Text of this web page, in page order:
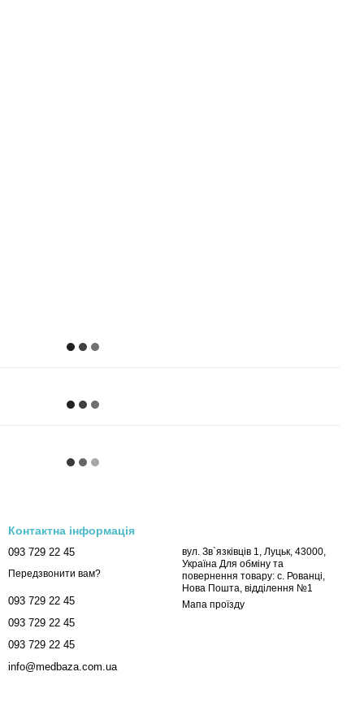
Контактна інформація
093 729 22 45
Передзвонити вам?
093 729 22 45
093 729 22 45
093 729 22 45
info@medbaza.com.ua
вул. Зв`язківців 1, Луцьк, 43000,
Україна Для обміну та
повернення товару: с. Рованці,
Нова Пошта, відділення №1
Мапа проїзду